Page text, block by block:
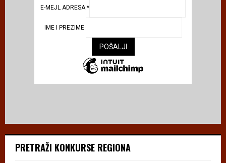
E-MEJL ADRESA *
IME I PREZIME
PRETRAŽI KONKURSE REGIONA